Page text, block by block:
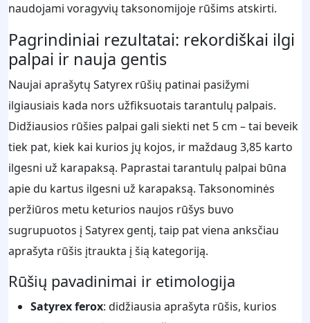
naudojami voragyvių taksonomijoje rūšims atskirti.
Pagrindiniai rezultatai: rekordiškai ilgi
palpai ir nauja gentis
Naujai aprašytų Satyrex rūšių patinai pasižymi
ilgiausiais kada nors užfiksuotais tarantulų palpais.
Didžiausios rūšies palpai gali siekti net 5 cm – tai beveik
tiek pat, kiek kai kurios jų kojos, ir maždaug 3,85 karto
ilgesni už karapaksą. Paprastai tarantulų palpai būna
apie du kartus ilgesni už karapaksą. Taksonominės
peržiūros metu keturios naujos rūšys buvo
sugrupuotos į Satyrex gentį, taip pat viena anksčiau
aprašyta rūšis įtraukta į šią kategoriją.
Rūšių pavadinimai ir etimologija
Satyrex ferox: didžiausia aprašyta rūšis, kurios